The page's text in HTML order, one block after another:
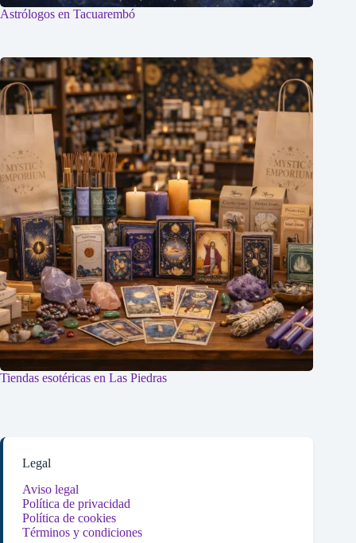
Astrólogos en Tacuarembó
Tiendas esotéricas en Las Piedras
Legal
Aviso legal
Política de privacidad
Política de cookies
Términos y condiciones